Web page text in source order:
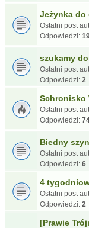
Jeżynka do
Ostatni post
Odpowiedzi:
szukamy
Ostatni post
Odpowiedzi: 2
Schronisko
Ostatni post
Odpowiedzi:
Biedny
Ostatni post
Odpowiedzi: 6
4
Ostatni post
Odpowiedzi: 2
[Prawie